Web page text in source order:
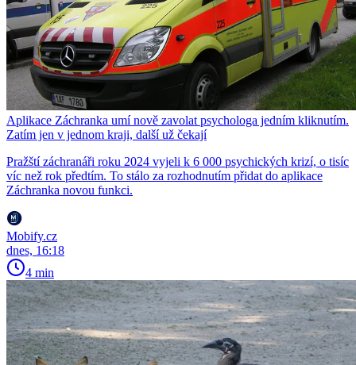
Aplikace Záchranka umí nově zavolat psychologa jedním kliknutím.
Zatím jen v jednom kraji, další už čekají
Pražští záchranáři roku 2024 vyjeli k 6 000 psychických krizí, o tisíc
víc než rok předtím. To stálo za rozhodnutím přidat do aplikace
Záchranka novou funkci.
Mobify.cz
dnes, 16:18
4 min